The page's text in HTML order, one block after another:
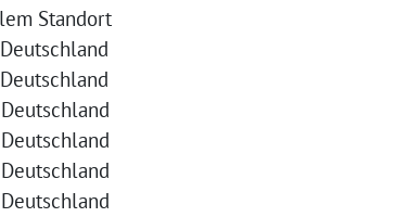
Standort